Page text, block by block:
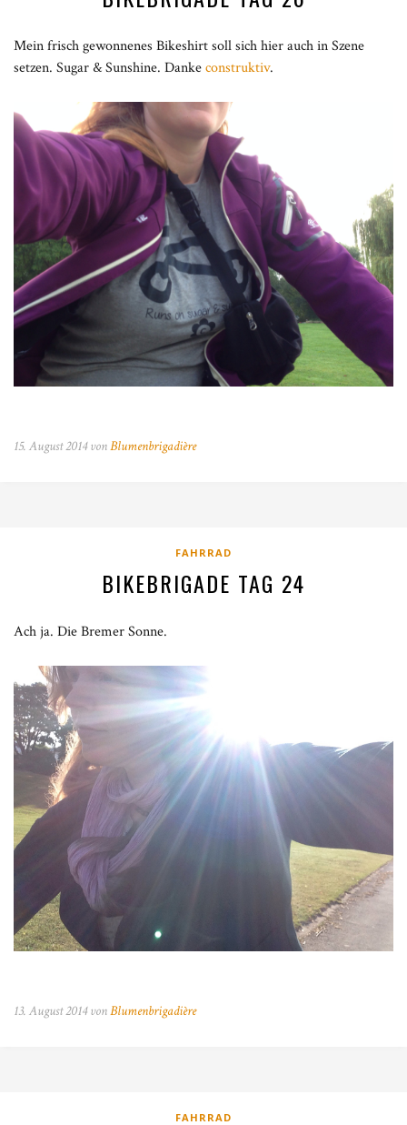
Mein frisch gewonnenes Bikeshirt soll sich hier auch in Szene
setzen. Sugar & Sunshine. Dankeconstruktiv.
15. August 2014 vonBlumenbrigadière
FAHRRAD
BIKEBRIGADE TAG 24
Ach ja. Die Bremer Sonne.
13. August 2014 vonBlumenbrigadière
FAHRRAD